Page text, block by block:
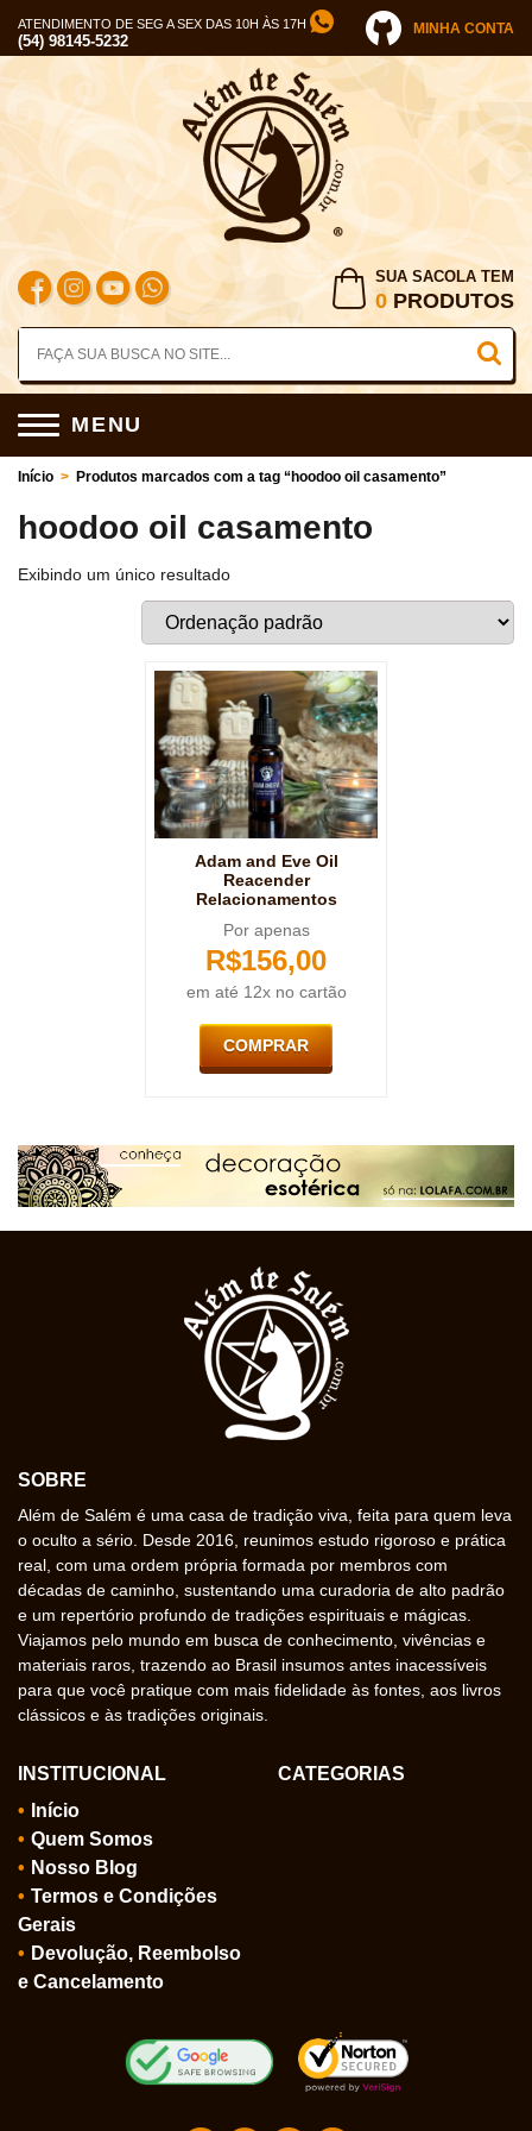
ATENDIMENTO DE SEG A SEX DAS 10H ÀS 17H
(54) 98145-5232
MINHA CONTA
SUA SACOLA TEM
0 PRODUTOS
MENU
Início > Produtos marcados com a tag “hoodoo oil casamento”
hoodoo oil casamento
Exibindo um único resultado
Adam and Eve Oil
Reacender
Relacionamentos
Por apenas
R$156,00
em até 12x no cartão
COMPRAR
SOBRE
Além de Salém é uma casa de tradição viva, feita para quem leva
o oculto a sério. Desde 2016, reunimos estudo rigoroso e prática
real, com uma ordem própria formada por membros com
décadas de caminho, sustentando uma curadoria de alto padrão
e um repertório profundo de tradições espirituais e mágicas.
Viajamos pelo mundo em busca de conhecimento, vivências e
materiais raros, trazendo ao Brasil insumos antes inacessíveis
para que você pratique com mais fidelidade às fontes, aos livros
clássicos e às tradições originais.
INSTITUCIONAL
Início
Quem Somos
Nosso Blog
Termos e Condições
Gerais
Devolução, Reembolso
e Cancelamento
CATEGORIAS